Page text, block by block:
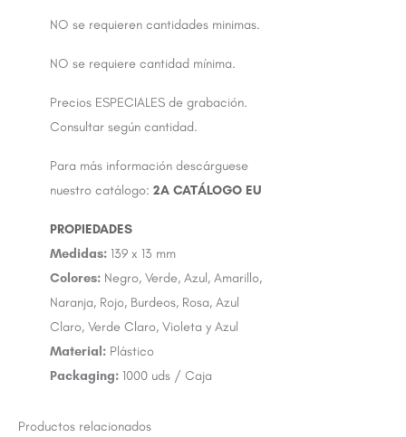
NO se requieren cantidades minimas.
NO se requiere cantidad mínima.
Precios ESPECIALES de grabación.
Consultar según cantidad.
Para más información descárguese
nuestro catálogo: 2A CATÁLOGO EU
Medidas: 139 x 13 mm
Colores: Negro, Verde, Azul, Amarillo,
Naranja, Rojo, Burdeos, Rosa, Azul
Claro, Verde Claro, Violeta y Azul
Material: Plástico
Packaging: 1000 uds / Caja
Productos relacionados